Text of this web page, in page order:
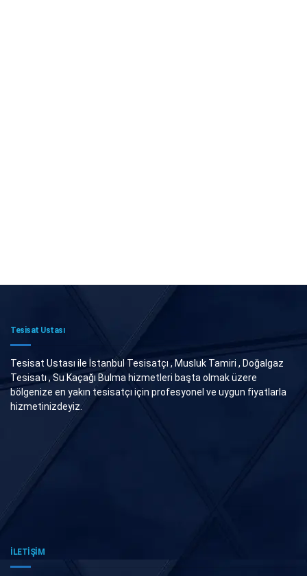
Tesisat Ustası
Tesisat Ustası ile İstanbul Tesisatçı , Musluk Tamiri , Doğalgaz
Tesisatı , Su Kaçağı Bulma hizmetleri başta olmak üzere
bölgenize en yakın tesisatçı için profesyonel ve uygun fiyatlarla
hizmetinizdeyiz.
İLETİŞİM